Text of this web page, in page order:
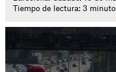
Tiempo de lectura: 3